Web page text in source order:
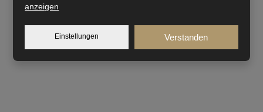
anzeigen
Einstellungen Verstanden